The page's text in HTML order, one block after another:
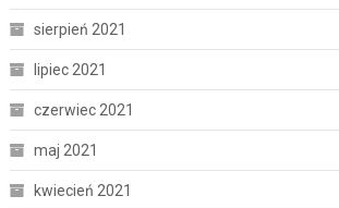
sierpień 2021
lipiec 2021
czerwiec 2021
maj 2021
kwiecień 2021